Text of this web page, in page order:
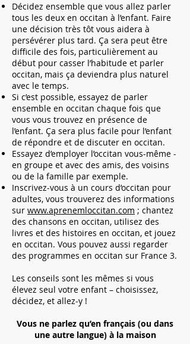
Décidez ensemble que vous allez parler
tous les deux en occitan à l’enfant. Faire
une décision très tôt vous aidera à
persévérer plus tard. Ça sera peut être
difficile des fois, particulièrement au
début pour casser l’habitude et parler
occitan, mais ça deviendra plus naturel
avec le temps.
Si c’est possible, essayez de parler
ensemble en occitan chaque fois que
vous vous trouvez en présence de
l’enfant. Ça sera plus facile pour l’enfant
de répondre et de discuter en occitan.
Essayez d’employer l’occitan vous-même -
en groupe et avec des amis, des voisins
ou de la famille par exemple.
Inscrivez-vous à un cours d’occitan pour
adultes, vous trouverez des informations
sur www.aprenemloccitan.com ; chantez
des chansons en occitan, utilisez des
livres et des histoires en occitan, et jouez
en occitan. Vous pouvez aussi regarder
des programmes en occitan sur France 3.
Les conseils sont les mêmes si vous
élevez seul votre enfant – choisissez,
décidez, et allez-y !
Vous ne parlez qu’en français (ou dans
une autre langue)à la maison